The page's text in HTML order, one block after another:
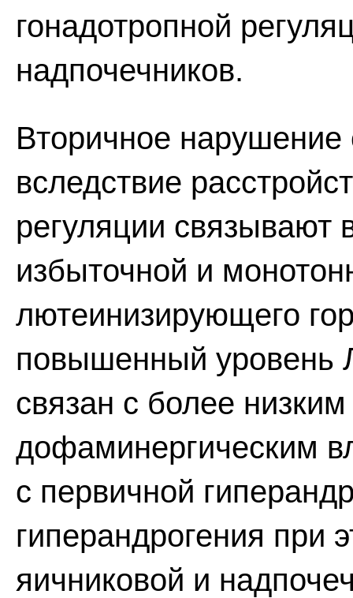
гонадотропной
надпочечников.
Вторичное нарушение
вследствие
регуляции связывают
избыточной и
лютеинизирующего
повышенный уровень
связан с более
дофаминергическим
с первичной
гиперандрогения при
яичниковой и